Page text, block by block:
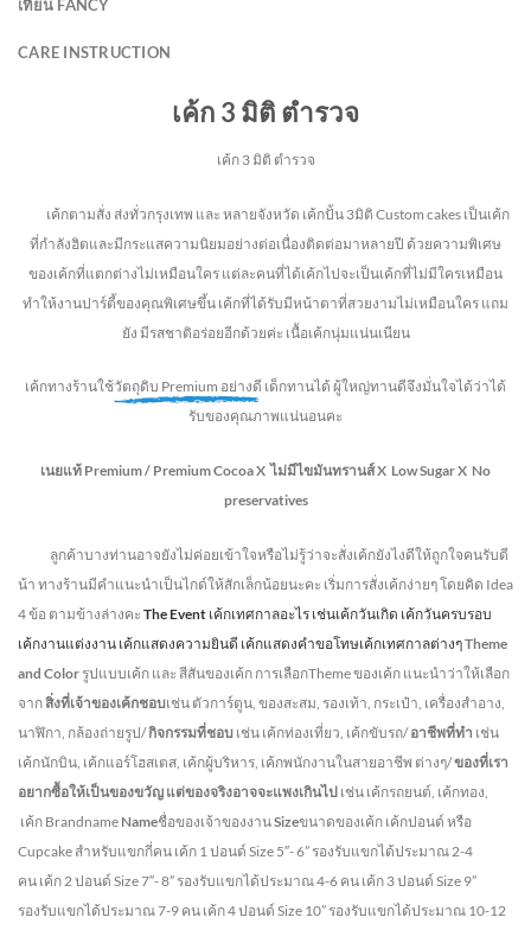
เทียน FANCY
CARE INSTRUCTION
เค้ก 3 มิติ ตำรวจ
เค้ก 3 มิติ ตำรวจ
เค้กตามสั่ง ส่งทั่วกรุงเทพ และ หลายจังหวัด เค้กปั้น 3มิติ Custom cakes เป็นเค้ก
ที่กำลังฮิตและมีกระแสความนิยมอย่างต่อเนื่องติดต่อมาหลายปี ด้วยความพิเศษ
ของเค้กที่แตกต่างไม่เหมือนใคร แต่ละคนที่ได้เค้กไปจะเป็นเค้กที่ไม่มีใครเหมือน
ทำให้งานปาร์ตี้ของคุณพิเศษขึ้น เค้กที่ได้รับมีหน้าตาที่สวยงามไม่เหมือนใคร แถม
ยัง มีรสชาติอร่อยอีกด้วยค่ะ เนื้อเค้กนุ่มแน่นเนียน
เค้กทางร้านใช้วัตถุดิบ Premium อย่างดี เด็กทานได้ ผู้ใหญ่ทานดีจึงมั่นใจได้ว่าได้
รับของคุณภาพแน่นอนคะ
เนยแท้ Premium / Premium CocoaX ไม่มีไขมันทรานส์X Low SugarX No
preservatives
ลูกค้าบางท่านอาจยังไม่ค่อยเข้าใจหรือไม่รู้ว่าจะสั่งเค้กยังไงดีให้ถูกใจคนรับดี
น้า ทางร้านมีคำแนะนำเป็นไกด์ให้สักเล็กน้อยนะคะ เริ่มการสั่งเค้กง่ายๆ โดยคิด Idea
4 ข้อ ตามข้างล่างคะ The Event เค้กเทศกาลอะไร เช่นเค้กวันเกิด เค้กวันครบรอบ
เค้กงานแต่งงาน เค้กแสดงความยินดี เค้กแสดงคำขอโทษเค้กเทศกาลต่างๆTheme
and Color รูปแบบเค้ก และ สีสันของเค้ก การเลือกTheme ของเค้ก แนะนำว่าให้เลือก
จากสิ่งที่เจ้าของเค้กชอบเช่น ตัวการ์ตูน, ของสะสม, รองเท้า, กระเป๋า, เครื่องสำอาง,
นาฬิกา, กล้องถ่ายรูป/กิจกรรมที่ชอบ เช่น เค้กท่องเที่ยว, เค้กขับรถ/อาชีพที่ทำ เช่น
เค้กนักบิน, เค้กแอร์โฮสเตส, เค้กผู้บริหาร, เค้กพนักงานในสายอาชีพ ต่างๆ/ของที่เรา
อยากซื้อให้เป็นของขวัญ แต่ของจริงอาจจะแพงเกินไป เช่น เค้กรถยนต์, เค้กทอง,
เค้ก Brandname Nameชื่อของเจ้าของงานSizeขนาดของเค้ก เค้กปอนด์ หรือ
Cupcake สำหรับแขกกี่คน เค้ก 1 ปอนด์ Size 5″- 6” รองรับแขกได้ประมาณ 2-4
คน เค้ก 2 ปอนด์ Size 7″- 8” รองรับแขกได้ประมาณ 4-6 คน เค้ก 3 ปอนด์ Size 9”
รองรับแขกได้ประมาณ 7-9 คน เค้ก 4 ปอนด์ Size 10” รองรับแขกได้ประมาณ 10-12